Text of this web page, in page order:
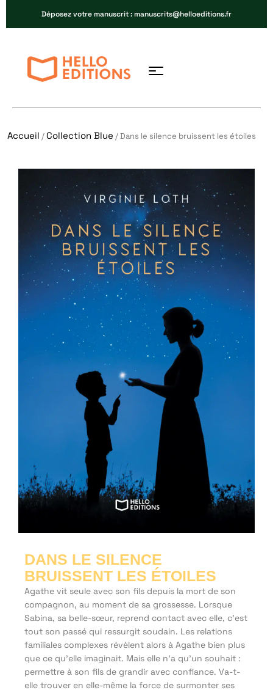
Déposez votre manuscrit : manuscrits@helloeditions.fr
Accueil /Collection Blue / Dans le silence bruissent les étoiles
DANS LE SILENCE
BRUISSENT LES ÉTOILES
Agathe vit seule avec son fils depuis la mort de son
compagnon, au moment de sa grossesse. Lorsque
Sabina, sa belle-sœur, reprend contact avec elle, c’est
tout son passé qui ressurgit soudain. Les relations
familiales complexes révèlent alors à Agathe bien plus
que ce qu’elle imaginait. Mais elle n’a qu’un souhait :
permettre à son fils de grandir avec confiance. Va-t-
elle trouver en elle-même la force de surmonter ses